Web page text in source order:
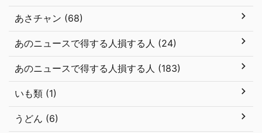
あさチャン (68)
あのニュースで得する人損する人 (24)
あのニュースで得する人損する人 (183)
いも類 (1)
うどん (6)